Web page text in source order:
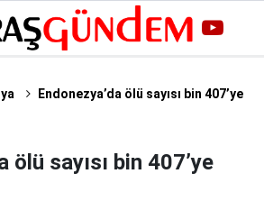
Endonezya’da ölü sayısı bin 407’ye
ölü sayısı bin 407’ye